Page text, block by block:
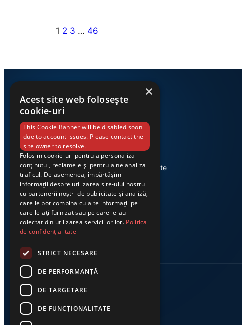
1 2 3 … 46
Știri din Valea Jiului, prezentate
corect și la timp. Ziarul Exclusiv te
conectează zi de zi la cele mai
importante evenimente din
regiune.
×
Acest site web folosește
cookie-uri
This Cookie Banner will be disabled soon
due to account issues. Please contact the
site owner to resolve.
Folosim cookie-uri pentru a personaliza
conținutul, reclamele și pentru a ne analiza
traficul. De asemenea, împărtășim
informații despre utilizarea site-ului nostru
cu partenerii noștri de publicitate și analiză,
care le pot combina cu alte informații pe
care le-ați furnizat sau pe care le-au
colectat din utilizarea serviciilor lor. Politica
de confidențialitate
STRICT NECESARE
DE PERFORMANȚĂ
DE TARGETARE
DE FUNCŢIONALITATE